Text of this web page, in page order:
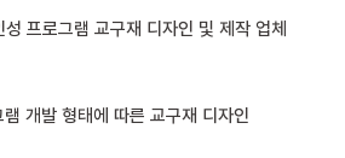
프로그램 교구재 디자인 및 제작 업체
개발 형태에 따른 교구재 디자인